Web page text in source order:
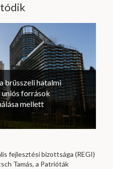
brüsszeli hatalmi
uniós források
mellett
fejlesztési bizottsága (REGI)
Tamás, a Patrióták